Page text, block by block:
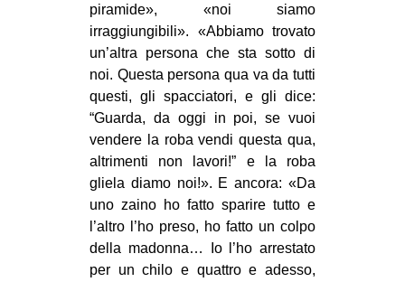
SPAZI
SPORT POPOLARE
MOVIMENTI
AMBIENTE
ANTIFASCISMO
DIRITTO ALL’ABITARE
GENERI
MIGRAZIONI
PRECARIATO
piramide», «noi siamo
irraggiungibili». «Abbiamo trovato
un’altra persona che sta sotto di
noi. Questa persona qua va da tutti
questi, gli spacciatori, e gli dice:
“Guarda, da oggi in poi, se vuoi
vendere la roba vendi questa qua,
altrimenti non lavori!” e la roba
gliela diamo noi!». E ancora: «Da
uno zaino ho fatto sparire tutto e
l’altro l’ho preso, ho fatto un colpo
della madonna… Io l’ho arrestato
per un chilo e quattro e adesso,